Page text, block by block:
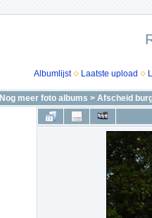
Albumlijst
Laatste upload
Nog meer foto albums > Afscheid